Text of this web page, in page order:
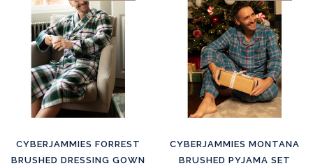
CYBERJAMMIES FORREST
BRUSHED DRESSING GOWN
CYBERJAMMIES MONTANA
BRUSHED PYJAMA SET